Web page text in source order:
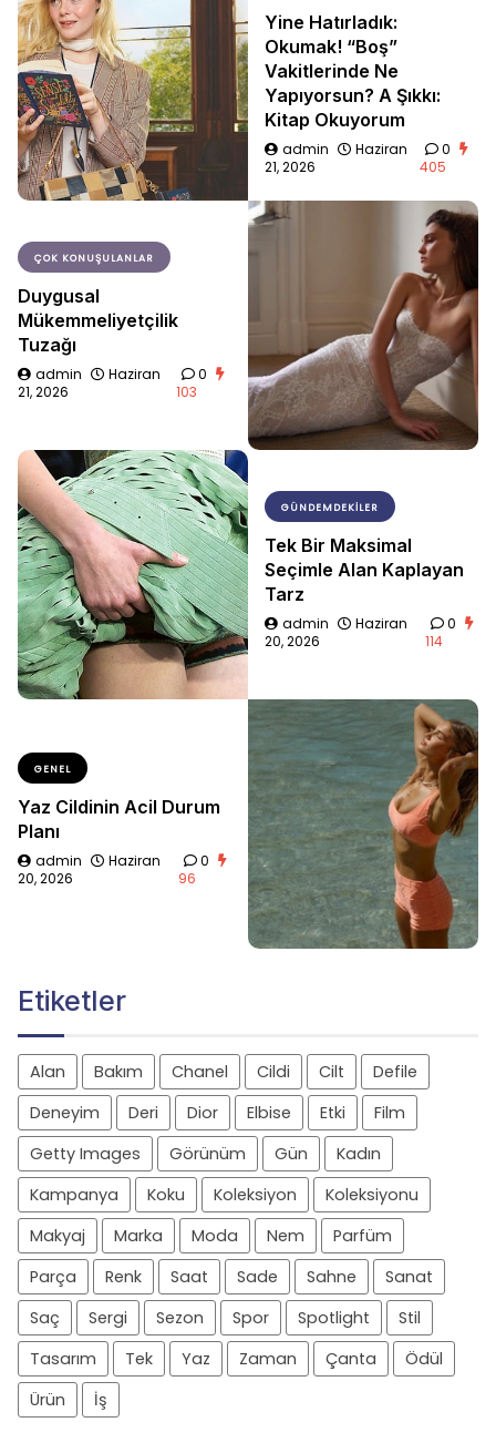
Yine Hatırladık:
Okumak! “Boş”
Vakitlerinde Ne
Yapıyorsun? A Şıkkı:
Kitap Okuyorum
admin
Haziran
21, 2026
0
405
ÇOK KONUŞULANLAR
Duygusal
Mükemmeliyetçilik
Tuzağı
admin
Haziran
21, 2026
0
103
GÜNDEMDEKILER
Tek Bir Maksimal
Seçimle Alan Kaplayan
Tarz
admin
Haziran
20, 2026
0
114
GENEL
Yaz Cildinin Acil Durum
Planı
admin
Haziran
20, 2026
0
96
Etiketler
Alan Bakım Chanel Cildi Cilt
Defile
Deneyim
Deri Dior Elbise Etki
Film
Getty Images
Görünüm Gün
Kadın
Kampanya
Koku Koleksiyon
Koleksiyonu
Makyaj
Marka Moda Nem
Parfüm
Parça
Renk Saat Sade Sahne
Sanat
Saç
Sergi Sezon Spor Spotlight
Stil
Tasarım
Tek Yaz Zaman Çanta
Ödül
Ürün
İş